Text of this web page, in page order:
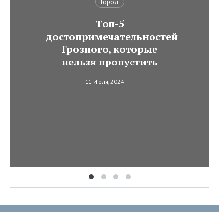
Город
Топ-5
достопримечательностей
Грозного, которые
нельзя пропустить
11 Июля, 2024